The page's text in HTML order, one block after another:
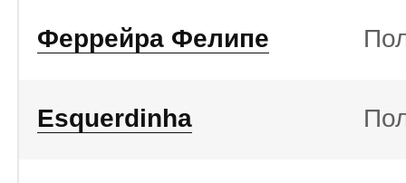
Феррейра Фелипе
Esquerdinha